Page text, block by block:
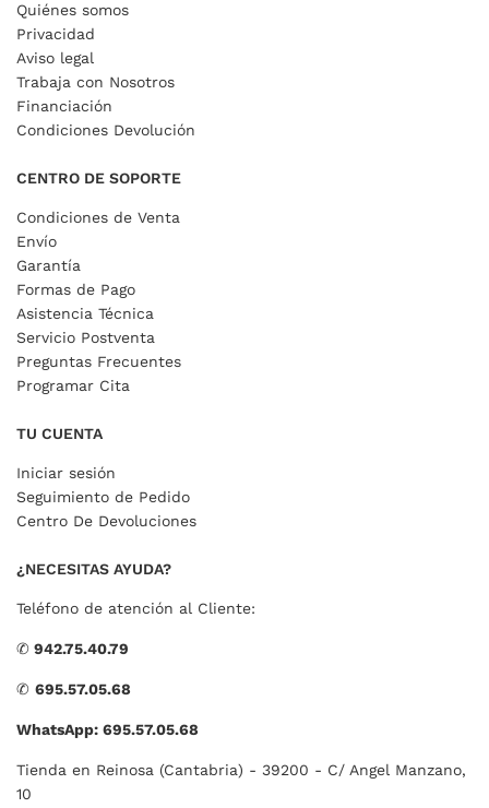
Quiénes somos
Privacidad
Aviso legal
Trabaja con Nosotros
Financiación
Condiciones Devolución
CENTRO DE SOPORTE
Condiciones de Venta
Envío
Garantía
Formas de Pago
Asistencia Técnica
Servicio Postventa
Preguntas Frecuentes
Programar Cita
TU CUENTA
Iniciar sesión
Seguimiento de Pedido
Centro De Devoluciones
¿NECESITAS AYUDA?
Teléfono de atención al Cliente:
✆ 942.75.40.79
✆ 695.57.05.68
WhatsApp: 695.57.05.68
Tienda en Reinosa (Cantabria) - 39200 - C/ Angel Manzano,
10